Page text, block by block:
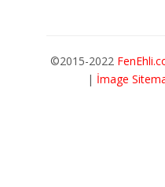
©2015-2022
| İmage